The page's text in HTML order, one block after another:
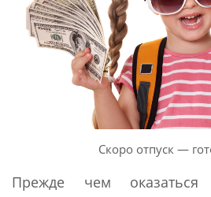
Скоро отпуск —
Прежде чем